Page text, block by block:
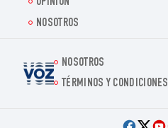
OPINIÓN
NOSOTROS
Voz.us
NOSOTROS
TÉRMINOS Y CONDICIONES